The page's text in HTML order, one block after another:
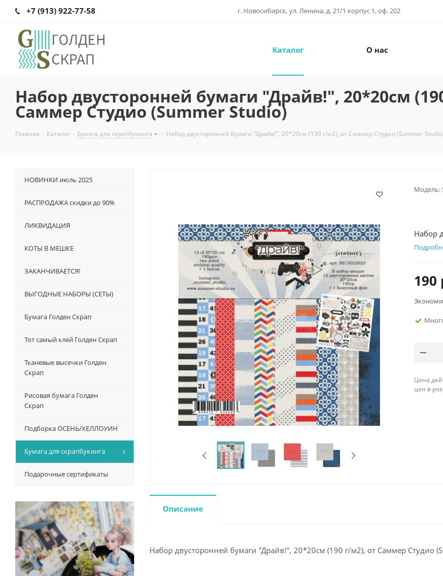
+7 (913) 922-77-58 г. Новосибирск, ул. Ленина, д. 21/1 корпус 1, оф. 202
Каталог О нас
Набор двусторонней бумаги "Драйв!", 20*20см
Саммер Студио (Summer Studio)
Главная - Каталог - Бумага для скрапбукинга - Набор двусторонней бумаги "Драйв!", 20*20см (190 г/м2), от Саммер Студио (Summer
Модель:
Набор
190
Цена
цен в
Описание
Набор двусторонней бумаги "Драйв!", 20*20см (190 г/м2), от Саммер Студио
НОВИНКИ июль 2025
РАСПРОДАЖА скидки до 90%
ЛИКВИДАЦИЯ
КОТЫ В МЕШКЕ
ЗАКАНЧИВАЕТСЯ!
ВЫГОДНЫЕ НАБОРЫ (СЕТЫ)
Бумага Голден Скрап
Тот самый клей Голден Скрап
Тканевые высечки Голден
Скрап
Рисовая бумага Голден
Скрап
Подборка ОСЕНЬ/ХЕЛЛОУИН
Бумага для скрапбукинга
Подарочные сертификаты